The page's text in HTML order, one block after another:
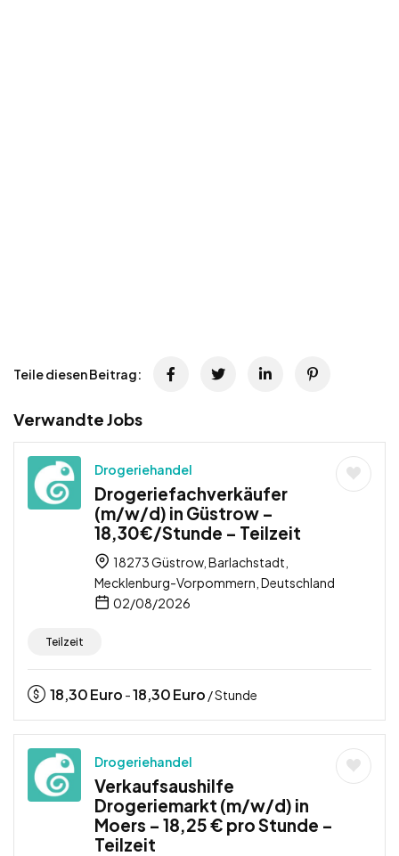
Teile diesen Beitrag:
Verwandte Jobs
Drogeriehandel
Drogeriefachverkäufer
(m/w/d) in Güstrow –
18,30€/Stunde – Teilzeit
18273 Güstrow, Barlachstadt,
Mecklenburg-Vorpommern, Deutschland
02/08/2026
Teilzeit
18,30Euro -18,30Euro / Stunde
Drogeriehandel
Verkaufsaushilfe
Drogeriemarkt (m/w/d) in
Moers – 18,25 € pro Stunde –
Teilzeit